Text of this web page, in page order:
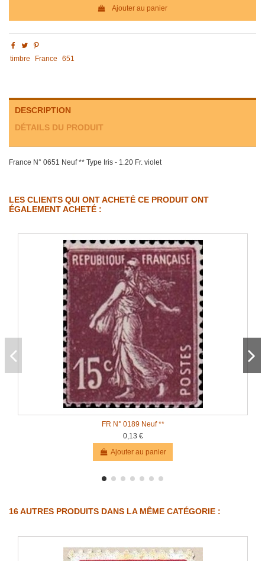
Ajouter au panier
timbre France 651
DESCRIPTION
DÉTAILS DU PRODUIT
France N° 0651 Neuf ** Type Iris - 1.20 Fr. violet
LES CLIENTS QUI ONT ACHETÉ CE PRODUIT ONT
ÉGALEMENT ACHETÉ :
FR N° 0189 Neuf **
0,13 €
Ajouter au panier
16 AUTRES PRODUITS DANS LA MÊME CATÉGORIE :